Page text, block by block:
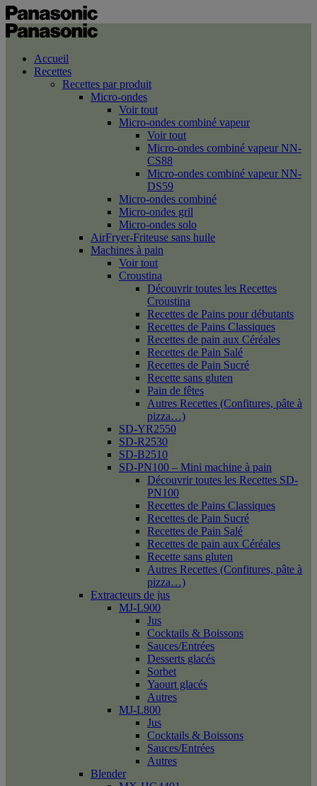
Accueil
Recettes
Recettes par produit
Micro-ondes
Voir tout
Micro-ondes combiné vapeur
Voir tout
Micro-ondes combiné vapeur NN-
CS88
Micro-ondes combiné vapeur NN-
DS59
Micro-ondes combiné
Micro-ondes gril
Micro-ondes solo
AirFryer-Friteuse sans huile
Machines à pain
Voir tout
Croustina
Découvrir toutes les Recettes
Croustina
Recettes de Pains pour débutants
Recettes de Pains Classiques
Recettes de pain aux Céréales
Recettes de Pain Salé
Recettes de Pain Sucré
Recette sans gluten
Pain de fêtes
Autres Recettes (Confitures, pâte à
pizza…)
SD-YR2550
SD-R2530
SD-B2510
SD-PN100 – Mini machine à pain
Découvrir toutes les Recettes SD-
PN100
Recettes de Pains Classiques
Recettes de Pain Sucré
Recettes de Pain Salé
Recettes de pain aux Céréales
Recette sans gluten
Autres Recettes (Confitures, pâte à
pizza…)
Extracteurs de jus
MJ-L900
Jus
Cocktails & Boissons
Sauces/Entrées
Desserts glacés
Sorbet
Yaourt glacés
Autres
MJ-L800
Jus
Cocktails & Boissons
Sauces/Entrées
Autres
Blender